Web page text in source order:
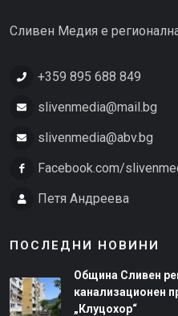
Сливен Медия е
+359 895 688 849
slivenmedia@mail.bg
slivenmedia@abv.bg
Facebook.com/
Петя Андреева
ПОСЛЕДНИ НОВИНИ
Община Сливен
канализационен
„Клуцохор“